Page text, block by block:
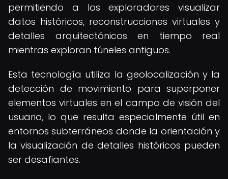
permitiendo a los exploradores visualizar
datos históricos, reconstrucciones virtuales y
detalles arquitectónicos en tiempo real
mientras exploran túneles antiguos.
Esta tecnología utiliza la geolocalización y la
detección de movimiento para superponer
elementos virtuales en el campo de visión del
usuario, lo que resulta especialmente útil en
entornos subterráneos donde la orientación y
la visualización de detalles históricos pueden
ser desafiantes.